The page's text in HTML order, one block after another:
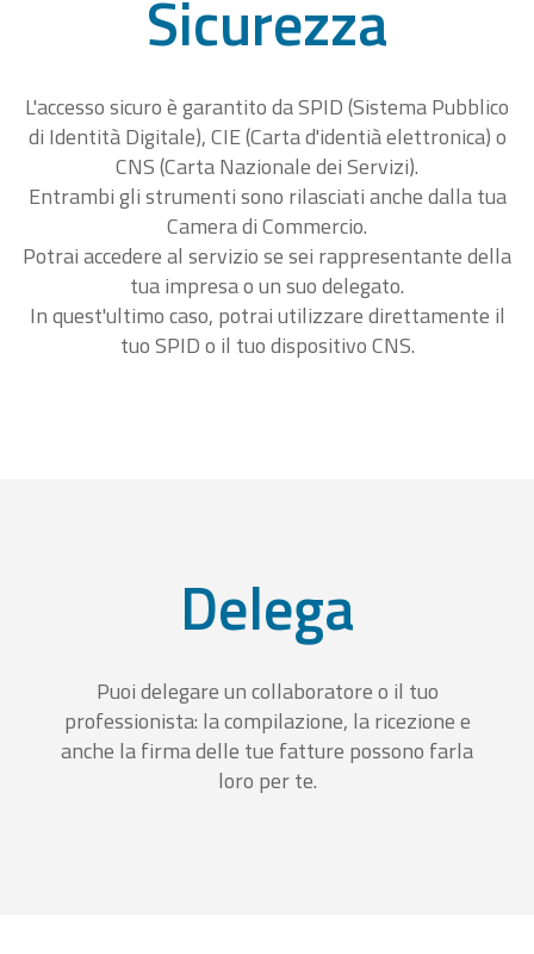
Sicurezza
L'accesso sicuro è garantito da SPID (Sistema Pubblico
di Identità Digitale), CIE (Carta d'identià elettronica) o
CNS (Carta Nazionale dei Servizi).
Entrambi gli strumenti sono rilasciati anche dalla tua
Camera di Commercio.
Potrai accedere al servizio se sei rappresentante della
tua impresa o un suo delegato.
In quest'ultimo caso, potrai utilizzare direttamente il
tuo SPID o il tuo dispositivo CNS.
Delega
Puoi delegare un collaboratore o il tuo
professionista: la compilazione, la ricezione e
anche la firma delle tue fatture possono farla
loro per te.